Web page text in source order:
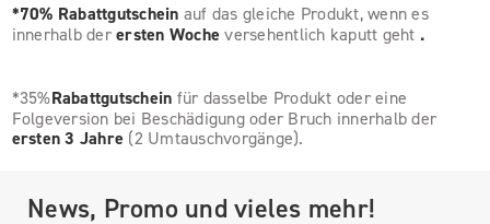
*70% Rabattgutschein auf das gleiche Produkt, wenn es
innerhalb der ersten Woche versehentlich kaputt geht .
*35%Rabattgutschein für dasselbe Produkt oder eine
Folgeversion bei Beschädigung oder Bruch innerhalb der
ersten 3 Jahre (2 Umtauschvorgänge).
News, Promo und vieles mehr!